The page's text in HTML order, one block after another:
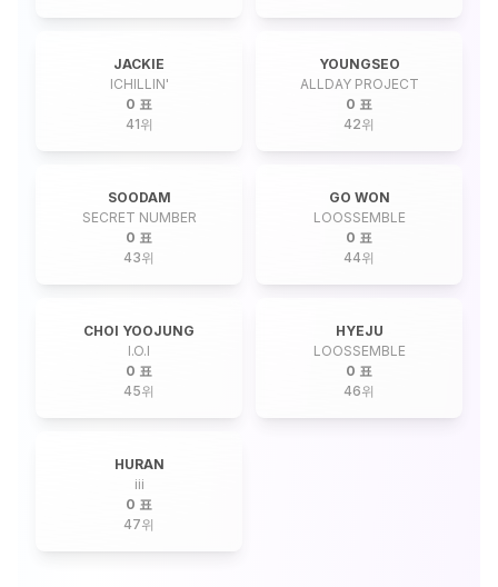
JACKIE
ICHILLIN'
0 표
41위
YOUNGSEO
ALLDAY PROJECT
0 표
42위
SOODAM
SECRET NUMBER
0 표
43위
GO WON
LOOSSEMBLE
0 표
44위
CHOI YOOJUNG
I.O.I
0 표
45위
HYEJU
LOOSSEMBLE
0 표
46위
HURAN
iii
0 표
47위